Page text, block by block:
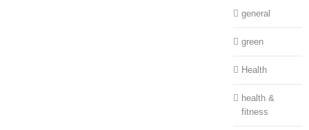
general
green
Health
health &
fitness